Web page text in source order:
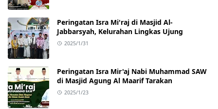
Peringatan Isra Mi'raj di Masjid Al-
Jabbarsyah, Kelurahan Lingkas Ujung
2025/1/31
Peringatan Isra Mir'aj Nabi Muhammad SAW
di Masjid Agung Al Maarif Tarakan
2025/1/23